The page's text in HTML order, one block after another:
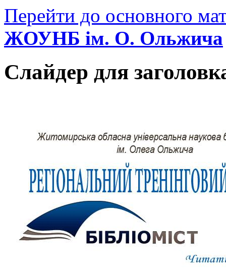
Перейти до основного
ЖОУНБ ім. О. Ольжича
Слайдер для